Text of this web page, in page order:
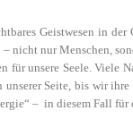
Geistwesen in
nicht nur Menschen,
unsere Seele. Viele
Seite, bis wir
– in diesem Fall für